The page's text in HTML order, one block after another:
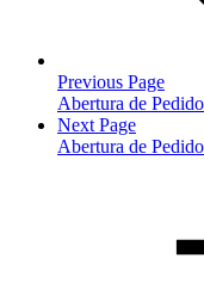
Previous Page
Abertura de
Next Page
Abertura de